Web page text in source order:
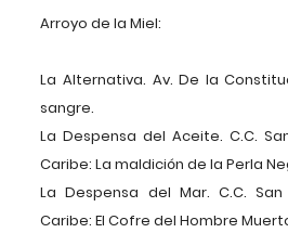
Arroyo de la Miel:
La Alternativa. Av. De la
sangre.
La Despensa del Aceite. C.C.
Caribe: La maldición de la Perla
La Despensa del Mar. C.C.
Caribe: El Cofre del Hombre